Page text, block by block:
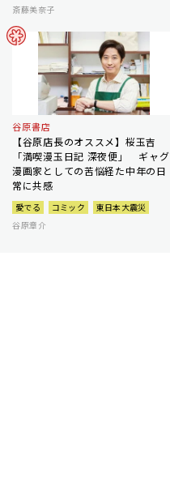
斎藤美奈子
谷原書店
【谷原店長のオススメ】桜玉吉
「満喫漫玉日記 深夜便」 ギャグ
漫画家としての苦悩経た中年の日
常に共感
愛でる コミック
東日本大震災
谷原章介